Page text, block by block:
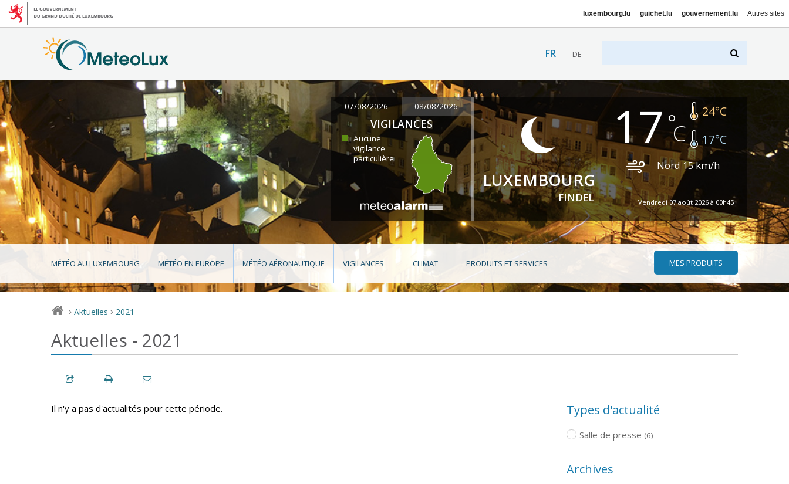
luxembourg.lu guichet.lu gouvernement.lu Autres sites
FR DE
07/08/2026 08/08/2026
VIGILANCES
Aucune
vigilance
particulière
LUXEMBOURG
FINDEL
17 24°C
17°C
Nord 15km/h
Vendredi 07 août 2026 à 00h45
MÉTÉO AU LUXEMBOURG MÉTÉO EN EUROPE MÉTÉO AÉRONAUTIQUE VIGILANCES CLIMAT PRODUITS ET SERVICES MES PRODUITS
> Aktuelles > 2021
Aktuelles - 2021
Il n'y a pas d'actualités pour cette période. Types d'actualité
Salle de presse (6)
Archives